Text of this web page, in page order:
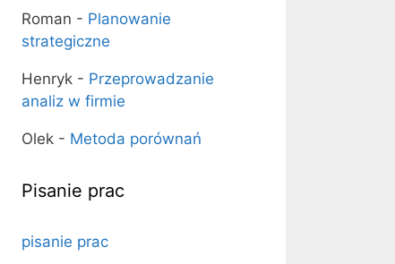
Roman - Planowanie
strategiczne
Henryk - Przeprowadzanie
analiz w firmie
Olek - Metoda porównań
Pisanie prac
pisanie prac